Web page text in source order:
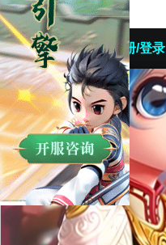
首页 发帖/注册/登录